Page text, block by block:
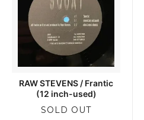
RAW STEVENS / Frantic
(12 inch-used)
SOLD OUT